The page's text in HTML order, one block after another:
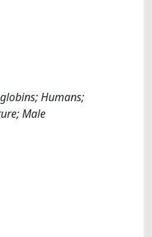
Humans;
Male